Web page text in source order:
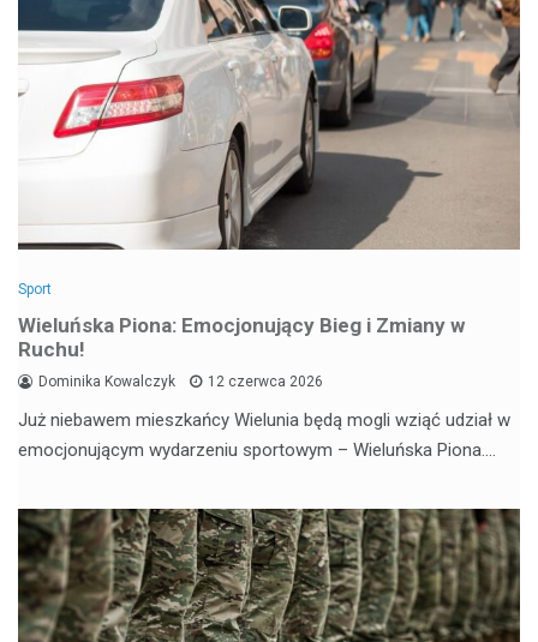
Sport
Wieluńska Piona: Emocjonujący Bieg i Zmiany w
Ruchu!
Dominika Kowalczyk 12 czerwca 2026
Już niebawem mieszkańcy Wielunia będą mogli wziąć udział w
emocjonującym wydarzeniu sportowym – Wieluńska Piona.…